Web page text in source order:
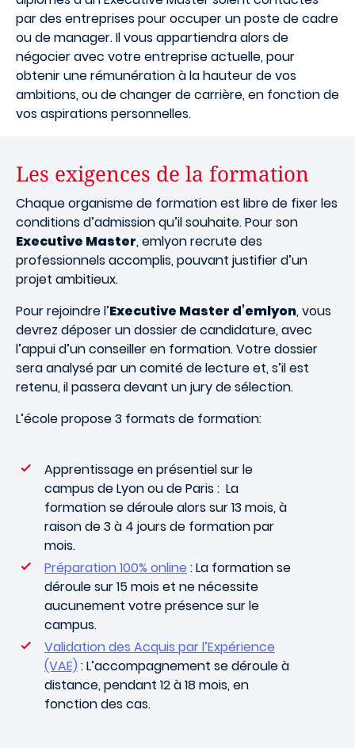
par des entreprises pour occuper un poste de cadre
ou de manager. Il vous appartiendra alors de
négocier avec votre entreprise actuelle, pour
obtenir une rémunération à la hauteur de vos
ambitions, ou de changer de carrière, en fonction de
vos aspirations personnelles.
Les exigences de la formation
Chaque organisme de formation est libre de fixer les
conditions d’admission qu’il souhaite. Pour son
Executive Master, emlyon recrute des
professionnels accomplis, pouvant justifier d’un
projet ambitieux.
Pour rejoindre l’Executive Master d’emlyon, vous
devrez déposer un dossier de candidature, avec
l’appui d’un conseiller en formation. Votre dossier
sera analysé par un comité de lecture et, s’il est
retenu, il passera devant un jury de sélection.
L’école propose 3 formats de formation:
Apprentissage en présentiel sur le
campus de Lyon ou de Paris : La
formation se déroule alors sur 13 mois, à
raison de 3 à 4 jours de formation par
mois.
Préparation 100% online : La formation se
déroule sur 15 mois et ne nécessite
aucunement votre présence sur le
campus.
Validation des Acquis par l’Expérience
(VAE) : L’accompagnement se déroule à
distance, pendant 12 à 18 mois, en
fonction des cas.